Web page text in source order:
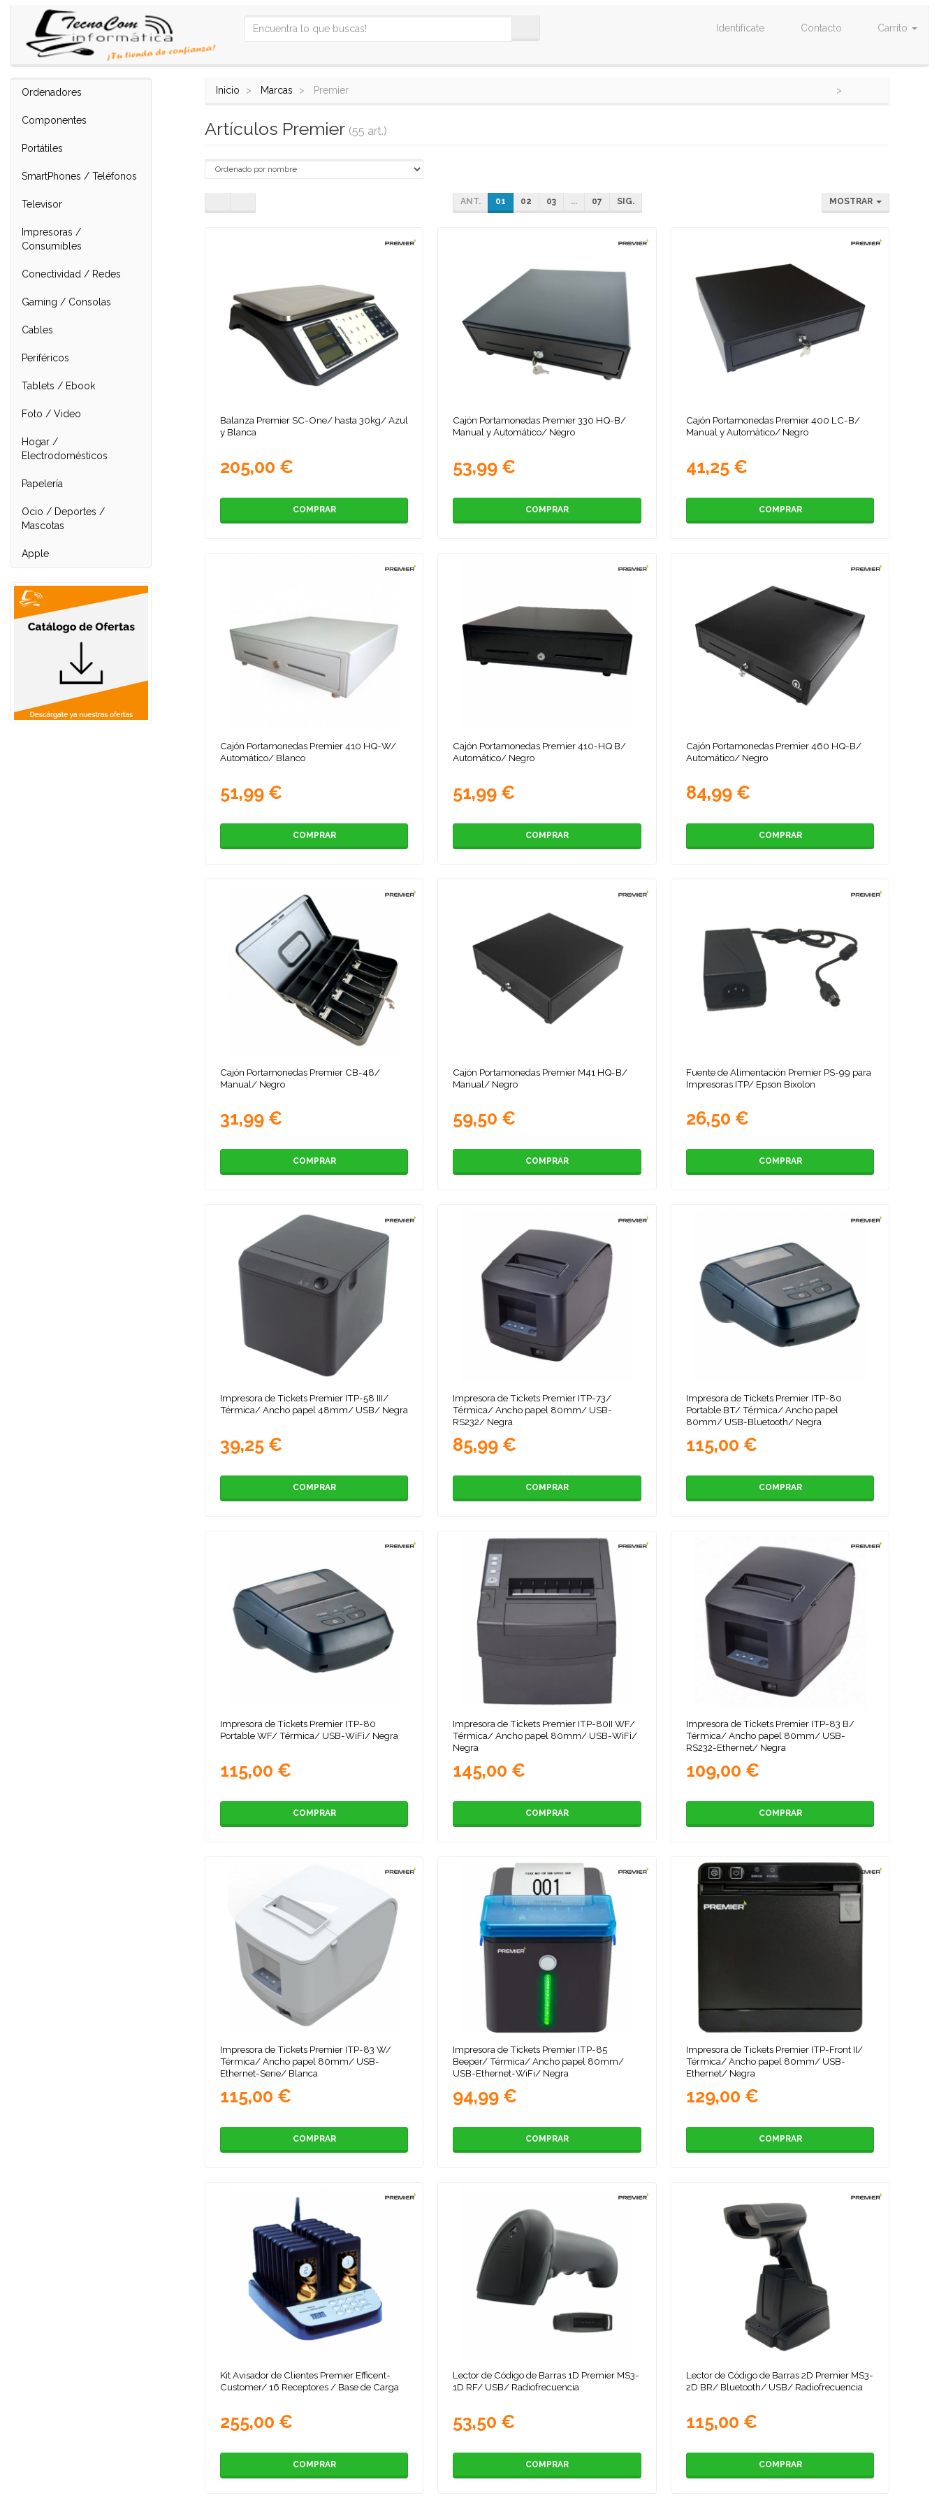
Identifícate Contacto Carrito
Ordenadores
Componentes
Portátiles
SmartPhones / Teléfonos
Televisor
Impresoras /
Consumibles
Conectividad / Redes
Gaming / Consolas
Cables
Periféricos
Tablets / Ebook
Foto / Video
Hogar /
Electrodomésticos
Papelería
Ocio / Deportes /
Mascotas
Apple
Inicio Marcas Premier
Artículos Premier (55 art.)
ANT. 01 02 03 ... 07 SIG. MOSTRAR
Balanza Premier SC-One/ hasta 30kg/ Azul
y Blanca
205,00 €
COMPRAR
Cajón Portamonedas Premier 330 HQ-B/
Manual y Automático/ Negro
53,99 €
COMPRAR
Cajón Portamonedas Premier 400 LC-B/
Manual y Automático/ Negro
41,25 €
COMPRAR
Cajón Portamonedas Premier 410 HQ-W/
Automático/ Blanco
51,99 €
COMPRAR
Cajón Portamonedas Premier 410-HQ B/
Automático/ Negro
51,99 €
COMPRAR
Cajón Portamonedas Premier 460 HQ-B/
Automático/ Negro
84,99 €
COMPRAR
Cajón Portamonedas Premier CB-48/
Manual/ Negro
31,99 €
COMPRAR
Cajón Portamonedas Premier M41 HQ-B/
Manual/ Negro
59,50 €
COMPRAR
Fuente de Alimentación Premier PS-99 para
Impresoras ITP/ Epson Bixolon
26,50 €
COMPRAR
Impresora de Tickets Premier ITP-58 III/
Térmica/ Ancho papel 48mm/ USB/ Negra
39,25 €
COMPRAR
Impresora de Tickets Premier ITP-73/
Térmica/ Ancho papel 80mm/ USB-
RS232/ Negra
85,99 €
COMPRAR
Impresora de Tickets Premier ITP-80
Portable BT/ Térmica/ Ancho papel
80mm/ USB-Bluetooth/ Negra
115,00 €
COMPRAR
Impresora de Tickets Premier ITP-80
Portable WF/ Térmica/ USB-WiFi/ Negra
115,00 €
COMPRAR
Impresora de Tickets Premier ITP-80II WF/
Térmica/ Ancho papel 80mm/ USB-WiFi/
Negra
145,00 €
COMPRAR
Impresora de Tickets Premier ITP-83 B/
Térmica/ Ancho papel 80mm/ USB-
RS232-Ethernet/ Negra
109,00 €
COMPRAR
Impresora de Tickets Premier ITP-83 W/
Térmica/ Ancho papel 80mm/ USB-
Ethernet-Serie/ Blanca
115,00 €
COMPRAR
Impresora de Tickets Premier ITP-85
Beeper/ Térmica/ Ancho papel 80mm/
USB-Ethernet-WiFi/ Negra
94,99 €
COMPRAR
Impresora de Tickets Premier ITP-Front II/
Térmica/ Ancho papel 80mm/ USB-
Ethernet/ Negra
129,00 €
COMPRAR
Kit Avisador de Clientes Premier Efficent-
Customer/ 16 Receptores / Base de Carga
255,00 €
COMPRAR
Lector de Código de Barras 1D Premier MS3-
1D RF/ USB/ Radiofrecuencia
53,50 €
COMPRAR
Lector de Código de Barras 2D Premier MS3-
2D BR/ Bluetooth/ USB/ Radiofrecuencia
115,00 €
COMPRAR